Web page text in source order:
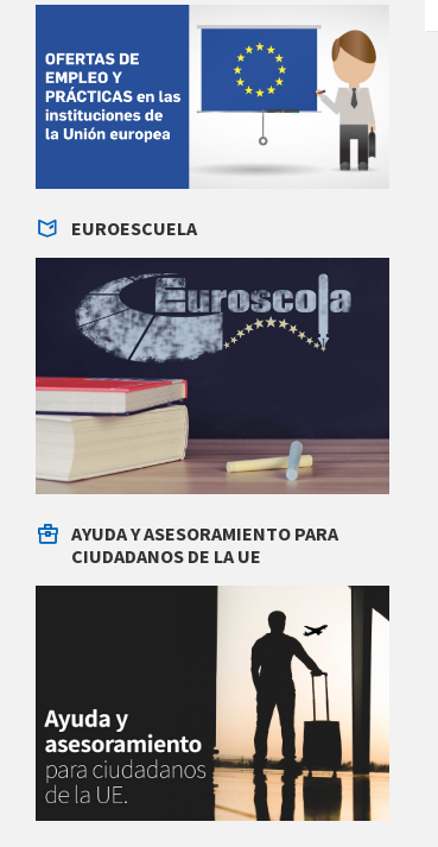
EUROESCUELA
AYUDA Y ASESORAMIENTO PARA
CIUDADANOS DE LA UE